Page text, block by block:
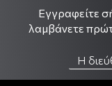
Εγγραφείτε
λαμβάνετε